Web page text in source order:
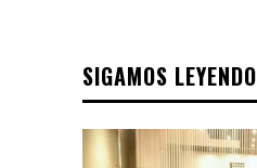
SIGAMOS LEYENDO